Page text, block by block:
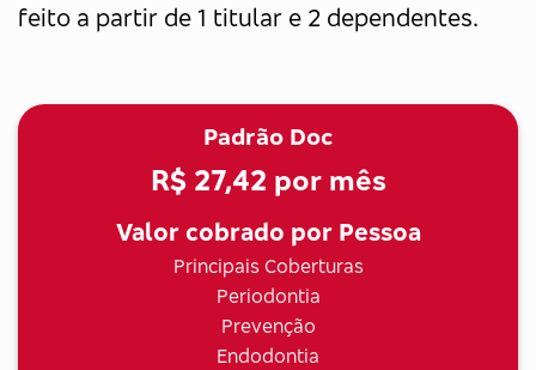
feito a partir de 1 titular e 2 dependentes.
Padrão Doc
R$ 27,42 por mês
Valor cobrado por Pessoa
Principais Coberturas
Periodontia
Prevenção
Endodontia